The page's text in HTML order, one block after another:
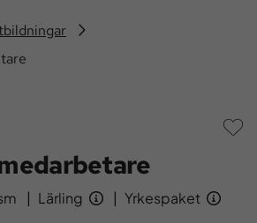
| Lärling | Yrkespaket